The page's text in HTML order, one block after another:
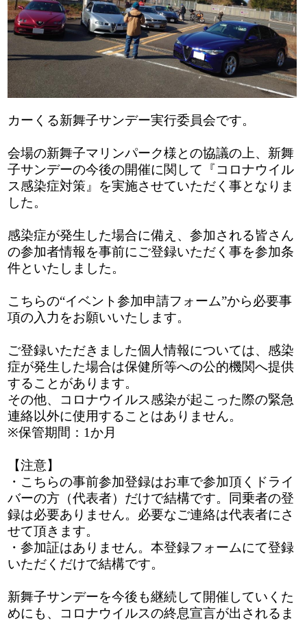
カーくる新舞子サンデー実行委員会です。
会場の新舞子マリンパーク様との協議の上、 新舞
子サンデーの今後の開催に関して『コロナウイル
ス感染症対策』を実施させていただく事となりま
した。
感染症が発生した場合に備え、参加される皆さん
の参加者情報を事前にご登録いただく事を参加条
件といたしました。
こちらの“イベント参加申請フォーム”から必要事
項の入力をお願いいたします。
ご登録いただきました個人情報については、感染
症が発生した場合は保健所等への公的機関へ提供
することがあります。
その他、コロナウイルス感染が起こった際の緊急
連絡以外に使用することはありません。
※保管期間：1か月
【注意】
・こちらの事前参加登録はお車で参加頂くドライ
バーの方（代表者）だけで結構です。同乗者の登
録は必要ありません。必要なご連絡は代表者にさ
せて頂きます。
・参加証はありません。本登録フォームにて登録
いただくだけで結構です。
新舞子サンデーを今後も継続して開催していくた
めにも、コロナウイルスの終息宣言が出されるま